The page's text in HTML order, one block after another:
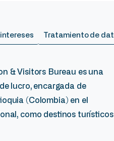
Tratamiento de
& Visitors Bureau es una
lucro, encargada de
(Colombia) en el
como destinos turísticos